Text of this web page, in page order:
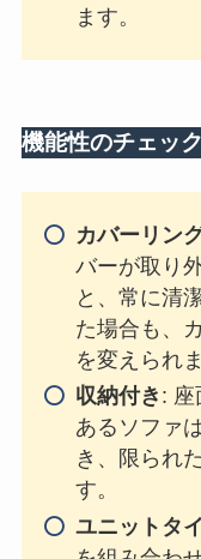
ます。
機能性のチェッ
カバーリン
バーが取り
と、常に清
た場合も、
を変えられま
収納付き : 座
あるソファ
き、限られ
す。
ユニットタ